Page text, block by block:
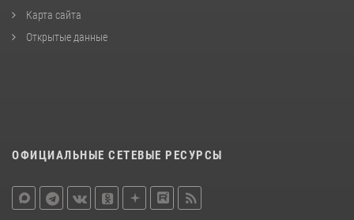
Карта сайта
Открытые данные
ОФИЦИАЛЬНЫЕ СЕТЕВЫЕ РЕСУРСЫ